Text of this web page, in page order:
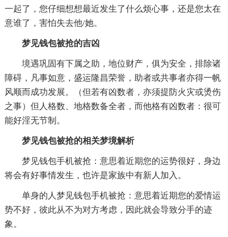
一起了，您仔细想想最近发生了什么烦心事，还是您太在
意谁了，害怕失去他/她。
梦见钱包被抢的吉凶
境遇巩固有下属之助，地位财产，俱为安全，排除诸
障碍，凡事如意，盛运隆昌荣誉，助者或共事者亦得一帆
风顺而成功发展。（但若有凶数者，亦须提防火灾或烫伤
之事）但人格数、地格数备全者，而他格有凶数者：很可
能好淫无节制。
梦见钱包被抢的相关梦境解析
梦见钱包手机被抢：意思着近期您的运势很好，身边
将会有好事情发生，也许是家族中有新人加入。
单身的人梦见钱包手机被抢：意思着近期您的爱情运
势不好，彼此从不为对方考虑，因此就会导致分手的迹
象。